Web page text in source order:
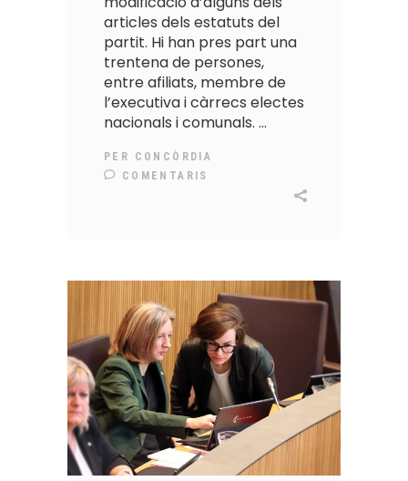
articles dels estatuts del
partit. Hi han pres part una
trentena de persones,
entre afiliats, membre de
l’executiva i càrrecs electes
nacionals i comunals.
PER CONCÒRDIA
COMENTARIS